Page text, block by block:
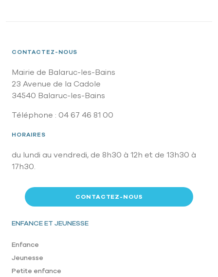
CONTACTEZ-NOUS
Mairie de Balaruc-les-Bains
23 Avenue de la Cadole
34540 Balaruc-les-Bains
Téléphone : 04 67 46 81 00
HORAIRES
du lundi au vendredi, de 8h30 à 12h et de 13h30 à
17h30.
CONTACTEZ-NOUS
Pied de page
ENFANCE ET JEUNESSE
Enfance
Jeunesse
Petite enfance